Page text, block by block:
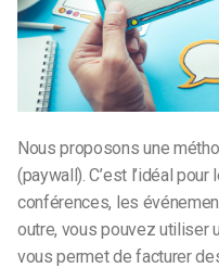
Nous proposons une
(paywall). C’est l’idéal
conférences, les
outre, vous pouvez utiliser
vous permet de facturer